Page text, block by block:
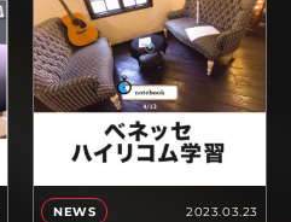
NEWS 2023.03.23